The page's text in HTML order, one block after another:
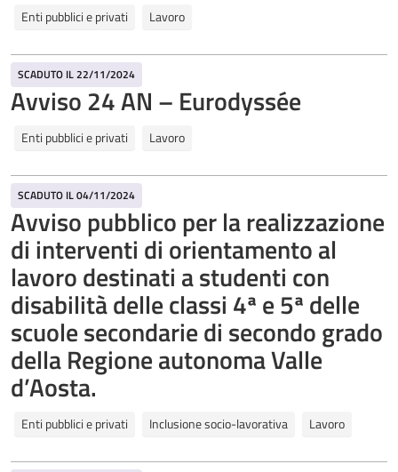
Enti pubblici e privati Lavoro
SCADUTO IL 22/11/2024
Avviso 24 AN – Eurodyssée
Enti pubblici e privati Lavoro
SCADUTO IL 04/11/2024
Avviso pubblico per la realizzazione
di interventi di orientamento al
lavoro destinati a studenti con
disabilità delle classi 4ª e 5ª delle
scuole secondarie di secondo grado
della Regione autonoma Valle
d’Aosta.
Enti pubblici e privati Inclusione socio-lavorativa Lavoro